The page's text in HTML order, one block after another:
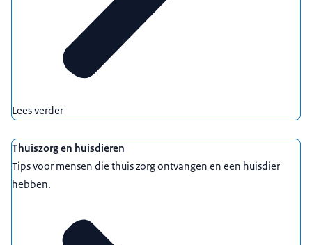
Lees verder
Uitgelicht
Thuiszorg en huisdieren
Tips voor mensen die thuis zorg ontvangen en een huisdier
hebben.